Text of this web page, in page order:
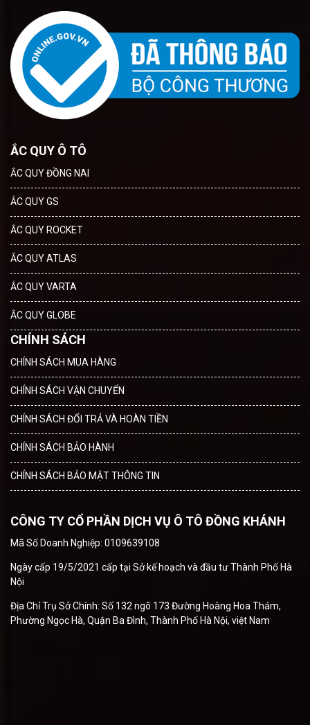
ẮC QUY Ô TÔ
ẮC QUY ĐỒNG NAI
ẮC QUY GS
ẮC QUY ROCKET
ẮC QUY ATLAS
ẮC QUY VARTA
ẮC QUY GLOBE
CHÍNH SÁCH
CHÍNH SÁCH MUA HÀNG
CHÍNH SÁCH VẬN CHUYỂN
CHÍNH SÁCH ĐỔI TRẢ VÀ HOÀN TIỀN
CHÍNH SÁCH BẢO HÀNH
CHÍNH SÁCH BẢO MẬT THÔNG TIN
CÔNG TY CỔ PHẦN DỊCH VỤ Ô TÔ ĐỒNG KHÁNH
Mã Số Doanh Nghiệp: 0109639108
Ngày cấp 19/5/2021 cấp tại Sở kế hoạch và đầu tư Thành Phố Hà
Nội
Địa Chỉ Trụ Sở Chính: Số 132 ngõ 173 Đường Hoàng Hoa Thám,
Phường Ngọc Hà, Quận Ba Đình, Thành Phố Hà Nội, việt Nam